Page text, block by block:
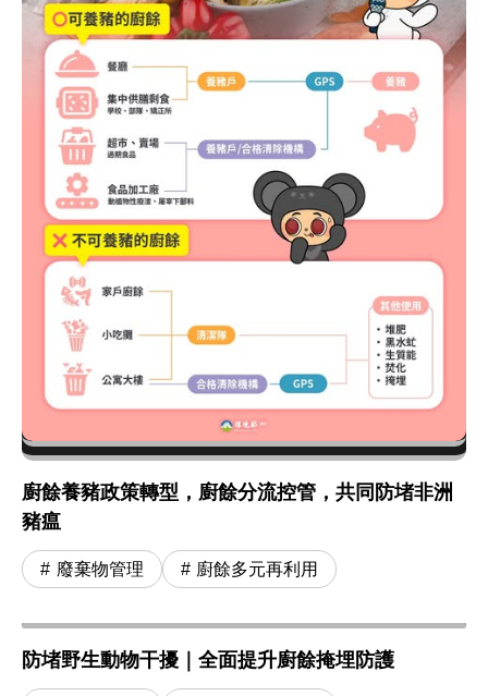
廚餘養豬政策轉型，廚餘分流控管，共同防堵非洲
豬瘟
廢棄物管理 廚餘多元再利用
防堵野生動物干擾｜全面提升廚餘掩埋防護